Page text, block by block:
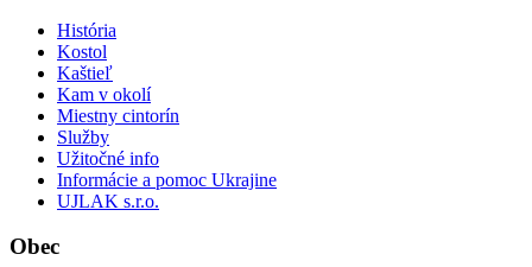
História
Kostol
Kaštieľ
Kam v okolí
Miestny cintorín
Služby
Užitočné info
Informácie a pomoc Ukrajine
UJLAK s.r.o.
Obec